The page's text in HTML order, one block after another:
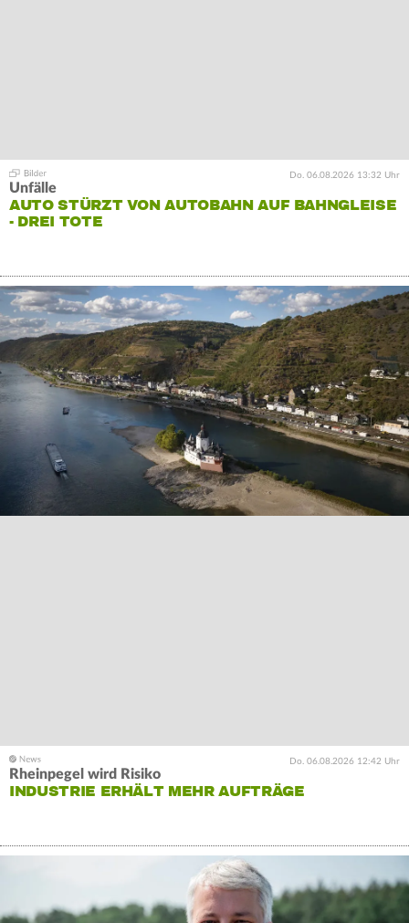
Do. 06.08.2026 13:32 Uhr
Unfälle
AUTO STÜRZT VON AUTOBAHN AUF BAHNGLEISE
- DREI TOTE
Do. 06.08.2026 12:42 Uhr
Rheinpegel wird Risiko
INDUSTRIE ERHÄLT MEHR AUFTRÄGE